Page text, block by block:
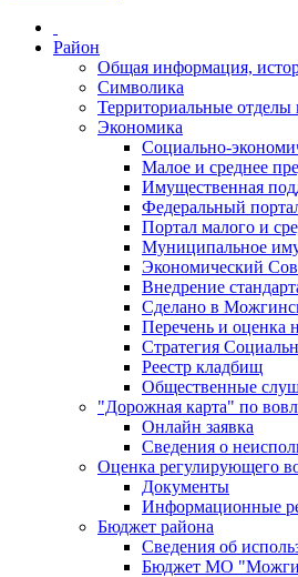
Район
Общая информация,
Символика
Территориальные отделы
Экономика
Социально-
Малое и среднее
Имущественная
Федеральный
Портал малого и
Муниципальное
Экономический
Внедрение
Сделано в
Перечень и оценка
Стратегия
Реестр кладбищ
Общественные
"Дорожная карта" по
Онлайн заявка
Сведения о
Оценка регулирующего
Документы
Информационные
Бюджет района
Сведения об
Бюджет МО